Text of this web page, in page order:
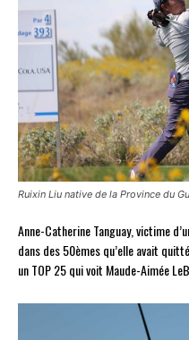
Ruixin Liu native de la Province du
Anne-Catherine Tanguay, victime
dans des 50èmes qu’elle avait
un TOP 25 qui voit Maude-Aimée